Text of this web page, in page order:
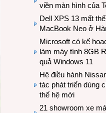
viền màn hình của
Dell XPS 13 mất
MacBook Neo ở
Microsoft có kế
làm máy tính 8GB
quả Windows 11
Hệ điều hành
tác phát triển dùng
thế hệ mới
21 showroom xe